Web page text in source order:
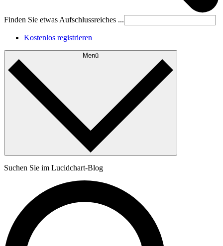
Finden Sie etwas Aufschlussreiches ...
Kostenlos registrieren
Menü
Suchen Sie im Lucidchart-Blog